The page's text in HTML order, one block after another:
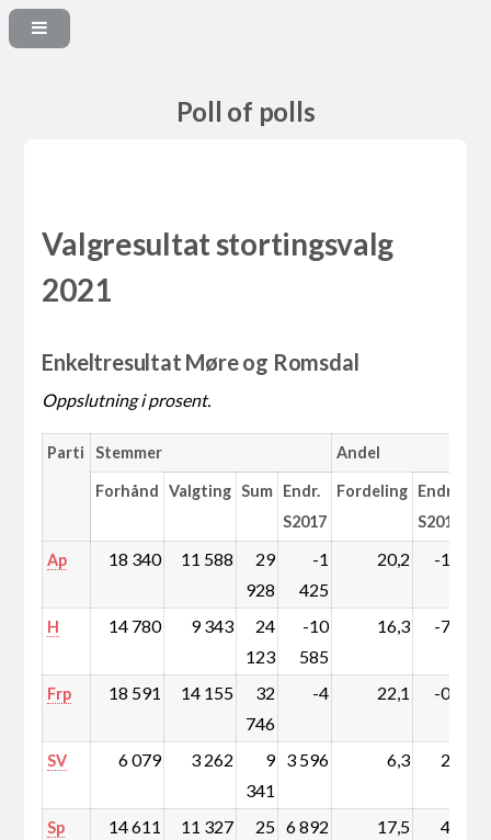
Poll of polls
Valgresultat stortingsvalg
2021
Enkeltresultat Møre og Romsdal
Oppslutning i prosent.
Parti Stemmer Andel
Forhånd Valgting Sum Endr.
S2017
Fordeling Endr.
S2017
Ap 18 340 11 588
29
928
-1
425
20,2 -1,2
H 14 780 9 343
24
123
-10
585
16,3 -7,4
Frp 18 591 14 155
32
746
-4 22,1 -0,2
SV 6 079 3 262
9
341
3 596 6,3 2,4
Sp 14 611 11 327
25 6 892 17,5 4,5